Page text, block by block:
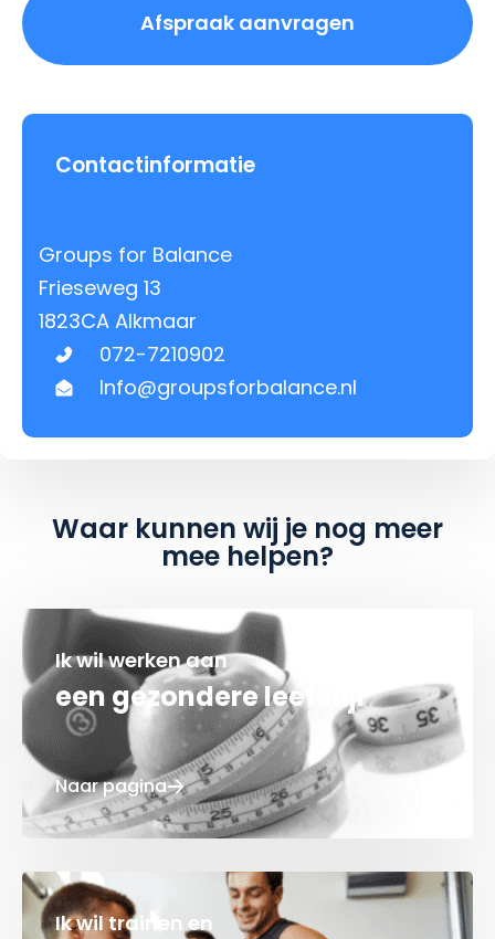
Contactinformatie
Groups for Balance
Frieseweg 13
1823CA Alkmaar
072-7210902
Info@groupsforbalance.nl
Waar kunnen wij je nog meer
mee helpen?
Ik wil werken aan
een gezondere leefstijl
Naar pagina
Ik wil trainen en